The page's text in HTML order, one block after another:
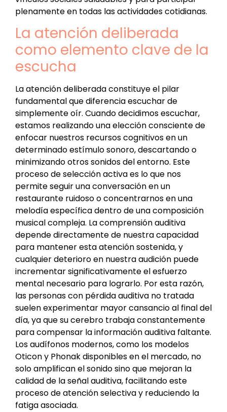
plenamente en todas las actividades cotidianas.
La atención deliberada
como elemento clave de la
escucha
La atención deliberada constituye el pilar
fundamental que diferencia escuchar de
simplemente oír. Cuando decidimos escuchar,
estamos realizando una elección consciente de
enfocar nuestros recursos cognitivos en un
determinado estímulo sonoro, descartando o
minimizando otros sonidos del entorno. Este
proceso de selección activa es lo que nos
permite seguir una conversación en un
restaurante ruidoso o concentrarnos en una
melodía específica dentro de una composición
musical compleja. La comprensión auditiva
depende directamente de nuestra capacidad
para mantener esta atención sostenida, y
cualquier deterioro en nuestra audición puede
incrementar significativamente el esfuerzo
mental necesario para lograrlo. Por esta razón,
las personas con pérdida auditiva no tratada
suelen experimentar mayor cansancio al final del
día, ya que su cerebro trabaja constantemente
para compensar la información auditiva faltante.
Los audífonos modernos, como los modelos
Oticon y Phonak disponibles en el mercado, no
solo amplifican el sonido sino que mejoran la
calidad de la señal auditiva, facilitando este
proceso de atención selectiva y reduciendo la
fatiga asociada.